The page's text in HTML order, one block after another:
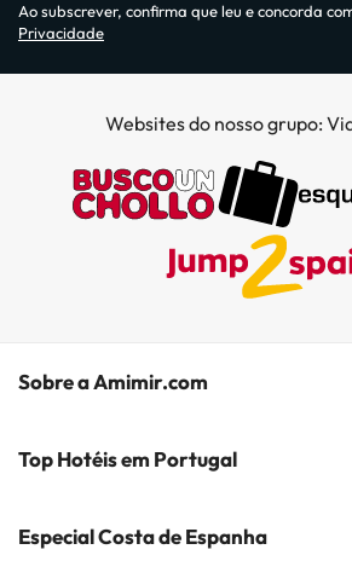
Ao subscrever, confirma que leu e concorda
Privacidade
Websites do nosso grupo:
Sobre a Amimir.com
Quem somos?
Subscreva a nossa Newsletter
Top Hotéis em Portugal
Hóteis em Lisboa
Especial Costa de Espanha